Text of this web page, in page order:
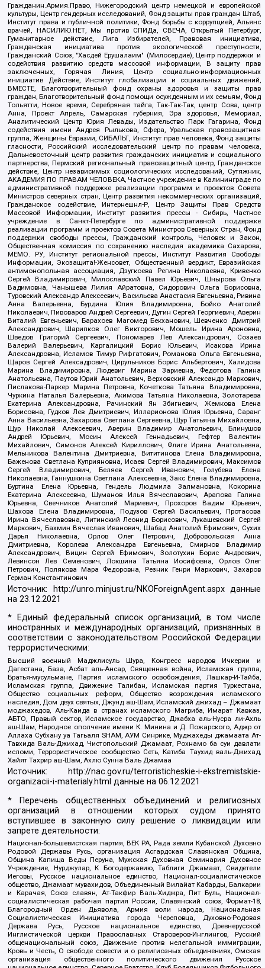
Гражданин.Армия.Право, Нижегородский центр немецкой и европейской
культуры, Центр гендерных исследований, Фонд защиты прав граждан Штаб,
Институт права и публичной политики, Фонд борьбы с коррупцией, Альянс
врачей, НАСИЛИЮ.НЕТ, Мы против СПИДа, СВЕЧА, Открытый Петербург,
Гуманитарное действие, Лига Избирателей, Правовая инициатива,
Гражданская инициатива против экологической преступности,
Гражданский Союз, "Хасдей Ерушалаим" (Милосердие), Центр поддержки и
содействия развитию средств массовой информации, В защиту прав
заключенных, Горячая Линия, Центр социально-информационных
инициатив Действие, Институт глобализации и социальных движений,
ВМЕСТЕ, Благотворительный фонд охраны здоровья и защиты прав
граждан, Благотворительный фонд помощи осужденным и их семьям, Фонд
Тольятти, Новое время, Серебряная тайга, Так-Так-Так, центр Сова, центр
Анна, Проект Апрель, Самарская губерния, Эра здоровья, Мемориал,
Аналитический Центр Юрия Левады, Издательство Парк Гагарина, Фонд
содействия имени Андрея Рылькова, Сфера, Уральская правозащитная
группа, Женщины Евразии, СИБАЛЬТ, Институт прав человека, Фонд защиты
гласности, Российский исследовательский центр по правам человека,
Дальневосточный центр развития гражданских инициатив и социального
партнерства, Пермский региональный правозащитный центр, Гражданское
действие, Центр независимых социологических исследований, Сутяжник,
АКАДЕМИЯ ПО ПРАВАМ ЧЕЛОВЕКА, Частное учреждение в Калининграде по
административной поддержке реализации программ и проектов Совета
Министров северных стран, Центр развития некоммерческих организаций,
Гражданское содействие, Интернешнл-Р, Центр Защиты Прав Средств
Массовой Информации, Институт развития прессы - Сибирь, Частное
учреждение в Санкт-Петербурге по административной поддержке
реализации программ и проектов Совета Министров Северных Стран, Фонд
поддержки свободы прессы, Гражданский контроль, Человек и Закон,
Общественная комиссия по сохранению наследия академика Сахарова,
МЕМО. РУ, Институт региональной прессы, Институт Развития Свободы
Информации, Экозащита!-Женсовет, Общественный вердикт, Евразийская
антимонопольная ассоциация, Дзугкоева Регина Николаевна, Кривенко
Сергей Владимирович, Милославский Павел Юрьевич, Шнырова Ольга
Вадимовна, Чанышева Лилия Айратовна, Сидорович Ольга Борисовна,
Туровский Александр Алексеевич, Васильева Анастасия Евгеньевна, Ривина
Анна Валерьевна, Бурдина Юлия Владимировна, Бойко Анатолий
Николаевич, Пивоваров Андрей Сергеевич, Дугин Сергей Георгиевич, Аверин
Виталий Евгеньевич, Барахоев Магомед Бекханович, Шевченко Дмитрий
Александрович, Шарипков Олег Викторович, Мошель Ирина Ароновна,
Шведов Григорий Сергеевич, Пономарев Лев Александрович, Созаев
Валерий Валерьевич, Каргалицкий Борис Юльевич, Исакова Ирина
Александровна, Исламов Тимур Рифгатович, Романова Ольга Евгеньевна,
Щаров Сергей Алексадрович, Цирульников Борис Альбертович, Халидова
Марина Владимировна, Людевиг Марина Зариевна, Федотова Галина
Анатольевна, Паутов Юрий Анатольевич, Верховский Александр Маркович,
Пислакова-Паркер Марина Петровна, Кочеткова Татьяна Владимировна,
Чуркина Наталья Валерьевна, Акимова Татьяна Николаевна, Золотарева
Екатерина Александровна, Рачинский Ян Збигневич, Жемкова Елена
Борисовна, Гудков Лев Дмитриевич, Илларионова Юлия Юрьевна, Саранг
Анна Васильевна, Захарова Светлана Сергеевна, Щур Татьяна Михайловна,
Щур Николай Алексеевич, Аверин Владимир Анатольевич, Блинушов
Андрей Юрьевич, Мосин Алексей Геннадьевич, Гефтер Валентин
Михайлович, Симонов Алексей Кириллович, Флиге Ирина Анатольевна,
Мельникова Валентина Дмитриевна, Вититинова Елена Владимировна,
Баженова Светлана Куприяновна, Исаев Сергей Владимирович, Максимов
Сергей Владимирович, Беляев Сергей Иванович, Голубева Елена
Николаевна, Ганнушкина Светлана Алексеевна, Закс Елена Владимировна,
Буртина Елена Юрьевна, Гендель Людмила Залмановна, Кокорина
Екатерина Алексеевна, Шуманов Илья Вячеславович, Арапова Галина
Юрьевна, Свечников Анатолий Мариевич, Прохоров Вадим Юрьевич,
Шахова Елена Владимировна, Подузов Сергей Васильевич, Протасова
Ирина Вячеславовна, Литинский Леонид Борисович, Лукашевский Сергей
Маркович, Бахмин Вячеслав Иванович, Шабад Анатолий Ефимович, Сухих
Дарья Николаевна, Орлов Олег Петрович, Добровольская Анна
Дмитриевна, Королева Александра Евгеньевна, Смирнов Владимир
Александрович, Вицин Сергей Ефимович, Золотухин Борис Андреевич,
Левинсон Лев Семенович, Локшина Татьяна Иосифовна, Орлов Олег
Петрович, Полякова Мара Федоровна, Резник Генри Маркович, Захаров
Герман Константинович
Источник: http://unro.minjust.ru/NKOForeignAgent.aspxданные
на23.12.2021
* Единый федеральный список организаций, в том числе
иностранных и международных организаций, признанных в
соответствии с законодательством Российской Федерации
террористическими:
Высший военный Маджлисуль Шура, Конгресс народов Ичкерии и
Дагестана, База, Асбат аль-Ансар, Священная война, Исламская группа,
Братья-мусульмане, Партия исламского освобождения, Лашкар-И-Тайба,
Исламская группа, Движение Талибан, Исламская партия Туркестана,
Общество социальных реформ, Общество возрождения исламского
наследия, Дом двух святых, Джунд аш-Шам, Исламский джихад – Джамаат
моджахедов, Аль-Каида в странах исламского Магриба, Имарат Кавказ,
АБТО, Правый сектор, Исламское государство, Джабха аль-Нусра ли-Ахль
аш-Шам, Народное ополчение имени К. Минина и Д. Пожарского, Аджр от
Аллаха Субхану уа Тагьаля SHAM, АУМ Синрике, Муджахеды джамаата Ат-
Тавхида Валь-Джихад, Чистопольский Джамаат, Рохнамо ба суи давлати
исломи, Террористическое сообщество Сеть, Катиба Таухид валь-Джихад,
Хайят Тахрир аш-Шам, Ахлю Сунна Валь Джамаа
Источник:
http://nac.gov.ru/terroristicheskie-i-ekstremistskie-
organizacii-i-materialy.html данные на06.12.2021
* Перечень общественных объединений и религиозных
организаций в отношении которых судом принято
вступившее в законную силу решение о ликвидации или
запрете деятельности:
Национал-большевистская партия, ВЕК РА, Рада земли Кубанской Духовно
Родовой Державы Русь, организация Асгардская Славянская Община,
Община Капища Веды Перуна, Мужская Духовная Семинария Духовное
Учреждение, Нурджулар, К Богодержавию, Таблиги Джамаат, Свидетели
Иеговы, Русское национальное единство, Национал-социалистическое
общество, Джамаат мувахидов, Объединенный Вилайат Кабарды, Балкарии
и Карачая, Союз славян, Ат-Такфир Валь-Хиджра, Пит Буль, Национал-
социалистическая рабочая партия России, Славянский союз, Формат-18,
Благородный Орден Дьявола, Армия воли народа, Национальная
Социалистическая Инициатива города Череповца, Духовно-Родовая
Держава Русь, Русское национальное единство, Древнерусской
Инглистической церкви Православных Староверов-Инглингов, Русский
общенациональный союз, Движение против нелегальной иммиграции,
Кровь и Честь, О свободе совести и о религиозных объединениях, Омская
организация общественного политического движения Русское